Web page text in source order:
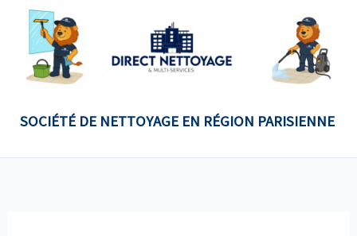
Contenu
SOCIÉTÉ DE NETTOYAGE EN RÉGION PARISIENNE